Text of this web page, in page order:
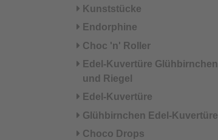
Kunststücke
Endorphine
Choc 'n' Roller
Edel-Kuvertüre Glühbirnchen
und Riegel
Edel-Kuvertüre
Glühbirnchen Edel-Kuvertüre
Choco Drops